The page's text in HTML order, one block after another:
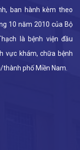
ban hành kèm theo
10 năm 2010 của Bộ
là bệnh viện đầu
vực khám, chữa bệnh
phố Miền Nam.